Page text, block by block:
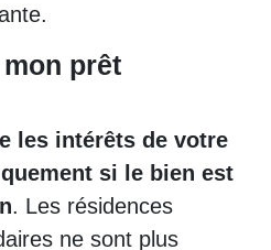
prêt
les intérêts de votre
si le bien est
. Les résidences
ne sont plus